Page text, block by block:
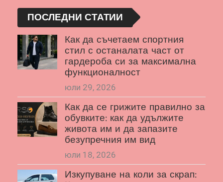
ПОСЛЕДНИ СТАТИИ
Как да съчетаем спортния
стил с останалата част от
гардероба си за максимална
функционалност
юли 29, 2026
Как да се грижите правилно за
обувките: как да удължите
живота им и да запазите
безупречния им вид
юли 18, 2026
Изкупуване на коли за скрап: